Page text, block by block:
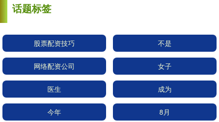
话题标签
股票配资技巧 不是
网络配资公司 女子
医生 成为
今年 8月